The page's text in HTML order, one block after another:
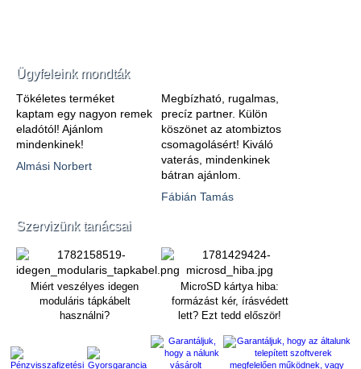
Ügyfeleink mondták
Tökéletes terméket
kaptam egy nagyon remek
eladótól! Ajánlom
mindenkinek!
Almási Norbert
Megbízható, rugalmas,
precíz partner. Külön
köszönet az atombiztos
csomagolásért! Kiváló
vaterás, mindenkinek
bátran ajánlom.
Fábián Tamás
Szervizünk tanácsai
Miért veszélyes idegen
moduláris tápkábelt
használni?
MicroSD kártya hiba:
formázást kér, írásvédett
lett? Ezt tedd először!